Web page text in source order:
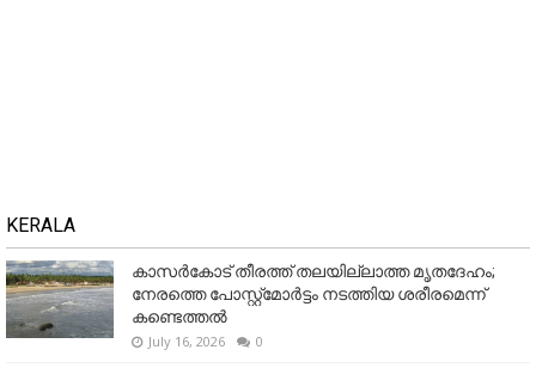
KERALA
കാസർകോട് തീരത്ത് തലയില്ലാത്ത മൃതദേഹം;
നേരത്തെ പോസ്റ്റ്‌മോർട്ടം നടത്തിയ ശരീരമെന്ന്
കണ്ടെത്തൽ
July 16, 2026 0